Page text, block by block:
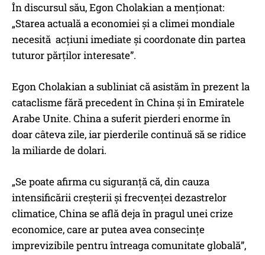
În discursul său, Egon Cholakian a menționat:
„Starea actuală a economiei și a climei mondiale
necesită acțiuni imediate și coordonate din partea
tuturor părților interesate”.
Egon Cholakian a subliniat că asistăm în prezent la
cataclisme fără precedent în China și în Emiratele
Arabe Unite. China a suferit pierderi enorme în
doar câteva zile, iar pierderile continuă să se ridice
la miliarde de dolari.
„Se poate afirma cu siguranță că, din cauza
intensificării creșterii și frecvenței dezastrelor
climatice, China se află deja în pragul unei crize
economice, care ar putea avea consecințe
imprevizibile pentru întreaga comunitate globală”,